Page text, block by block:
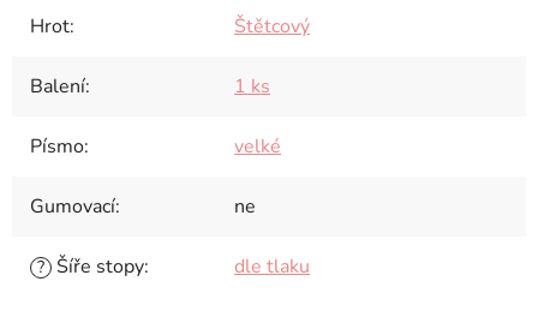
Hrot: Štětcový
Balení: 1 ks
Písmo: velké
Gumovací: ne
? Šíře stopy: dle tlaku